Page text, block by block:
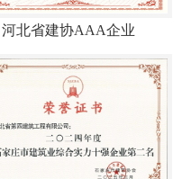
河北省建协AAA企业